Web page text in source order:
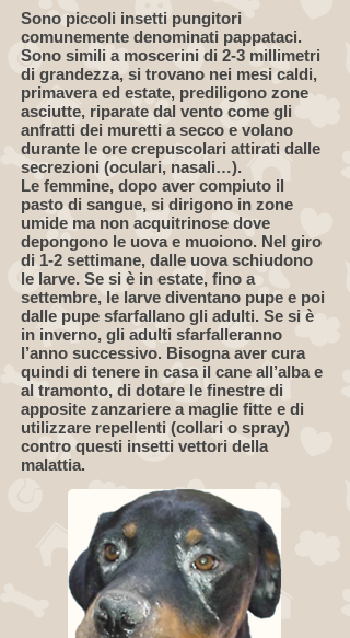
Sono piccoli insetti pungitori
comunemente denominati pappataci.
Sono simili a moscerini di 2-3 millimetri
di grandezza, si trovano nei mesi caldi,
primavera ed estate, prediligono zone
asciutte, riparate dal vento come gli
anfratti dei muretti a secco e volano
durante le ore crepuscolari attirati dalle
secrezioni (oculari, nasali…).
Le femmine, dopo aver compiuto il
pasto di sangue, si dirigono in zone
umide ma non acquitrinose dove
depongono le uova e muoiono. Nel giro
di 1-2 settimane, dalle uova schiudono
le larve. Se si è in estate, fino a
settembre, le larve diventano pupe e poi
dalle pupe sfarfallano gli adulti. Se si è
in inverno, gli adulti sfarfalleranno
l’anno successivo. Bisogna aver cura
quindi di tenere in casa il cane all’alba e
al tramonto, di dotare le finestre di
apposite zanzariere a maglie fitte e di
utilizzare repellenti (collari o spray)
contro questi insetti vettori della
malattia.